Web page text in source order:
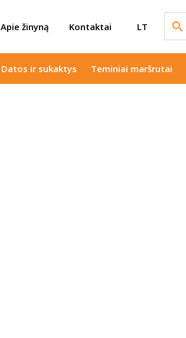
Apie žinyną Kontaktai LT
Datos ir sukaktys Teminiai maršrutai